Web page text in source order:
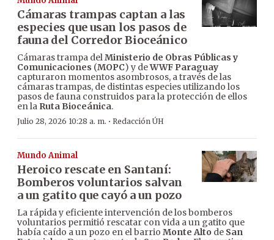
Cámaras trampas captan a las
especies que usan los pasos de
fauna del Corredor Bioceánico
Cámaras trampa delMinisterio de Obras Públicas y
Comunicaciones (MOPC) y deWWF Paraguay
capturaron momentos asombrosos, a través de las
cámaras trampas, de distintas especies utilizando los
pasos de fauna construidos para la protección de ellos
en la Ruta Bioceánica.
Julio 28, 2026 10:28 a. m. · Redacción ÚH
Mundo Animal
Heroico rescate en Santaní:
Bomberos voluntarios salvan
a un gatito que cayó a un pozo
La rápida y eficiente intervención de los bomberos
voluntarios permitió rescatar con vida a un gatito que
había caído a un pozo en el barrio Monte Alto de San